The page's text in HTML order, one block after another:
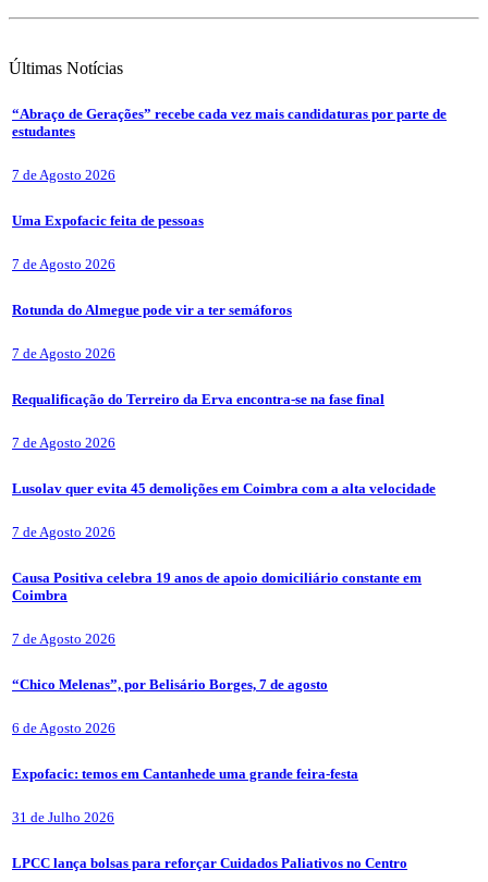
Últimas Notícias
“Abraço de Gerações” recebe cada vez mais candidaturas por parte de
estudantes
7 de Agosto 2026
Uma Expofacic feita de pessoas
7 de Agosto 2026
Rotunda do Almegue pode vir a ter semáforos
7 de Agosto 2026
Requalificação do Terreiro da Erva encontra-se na fase final
7 de Agosto 2026
Lusolav quer evita 45 demolições em Coimbra com a alta velocidade
7 de Agosto 2026
Causa Positiva celebra 19 anos de apoio domiciliário constante em
Coimbra
7 de Agosto 2026
“Chico Melenas”, por Belisário Borges, 7 de agosto
6 de Agosto 2026
Expofacic: temos em Cantanhede uma grande feira-festa
31 de Julho 2026
LPCC lança bolsas para reforçar Cuidados Paliativos no Centro